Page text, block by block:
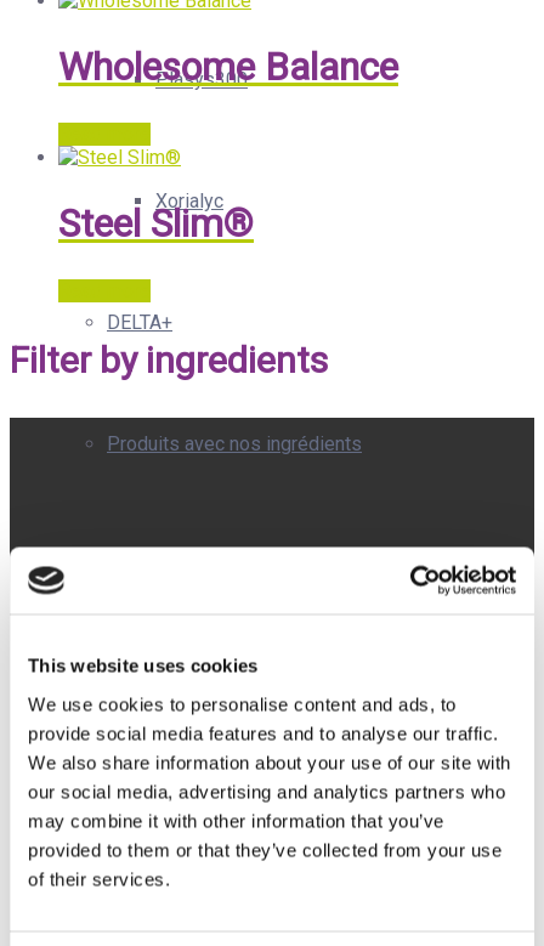
This website uses cookies
We use cookies to personalise content and ads, to
provide social media features and to analyse our traffic.
We also share information about your use of our site with
our social media, advertising and analytics partners who
may combine it with other information that you’ve
provided to them or that they’ve collected from your use
of their services.
Plasys300
Xorialyc
DELTA+
Produits avec nos ingrédients
Qualité
Salle de Presse
Wholesome Balance
Steel Slim®
Filter by ingredients
Avda. del
Ochoa, 37,
Local 4J.
Alcobendas,
Madrid
(Espagne).
CP: 28108
Tel:+34 91
112 38 48
Email:
info@pharmactive.eu